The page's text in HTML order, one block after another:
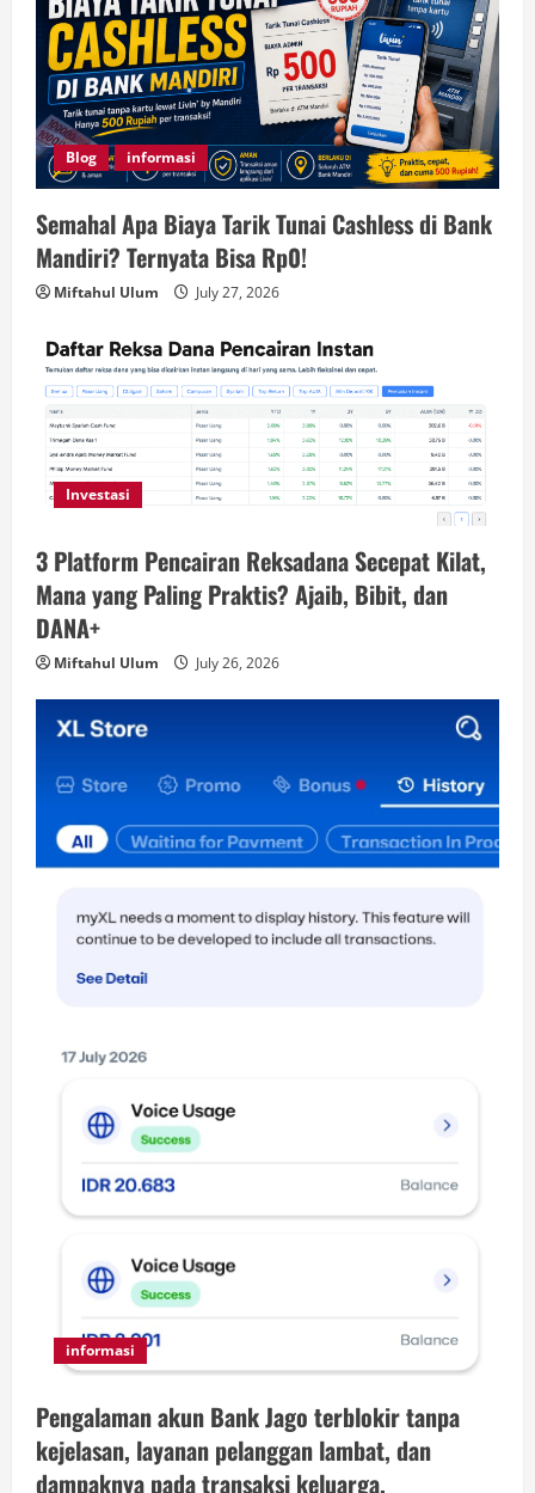
Blog informasi
Semahal Apa Biaya Tarik Tunai Cashless di Bank
Mandiri? Ternyata Bisa Rp0!
Miftahul Ulum July 27, 2026
Investasi
3 Platform Pencairan Reksadana Secepat Kilat,
Mana yang Paling Praktis? Ajaib, Bibit, dan
DANA+
Miftahul Ulum July 26, 2026
informasi
Pengalaman akun Bank Jago terblokir tanpa
kejelasan, layanan pelanggan lambat, dan
dampaknya pada transaksi keluarga.